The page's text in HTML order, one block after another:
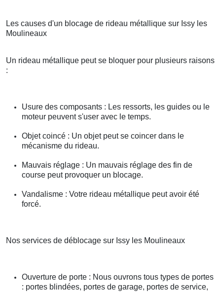
Les causes d'un blocage de rideau métallique sur Issy les
Moulineaux
Un rideau métallique peut se bloquer pour plusieurs raisons
:
Usure des composants : Les ressorts, les guides ou le
moteur peuvent s'user avec le temps.
Objet coincé : Un objet peut se coincer dans le
mécanisme du rideau.
Mauvais réglage : Un mauvais réglage des fin de
course peut provoquer un blocage.
Vandalisme : Votre rideau métallique peut avoir été
forcé.
Nos services de déblocage sur Issy les Moulineaux
Ouverture de porte : Nous ouvrons tous types de portes
: portes blindées, portes de garage, portes de service,